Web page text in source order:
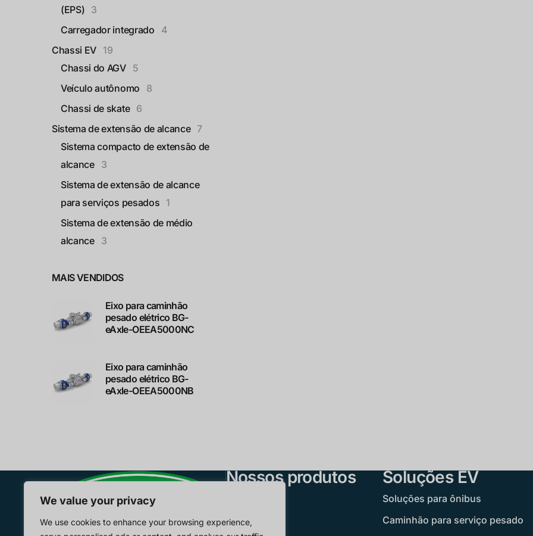
We value your privacy
We use cookies to enhance your browsing experience,
(EPS) 3
Carregador integrado
4
Chassi EV 19
Chassi do AGV
5
Veículo autônomo
8
Chassi de skate 6
Sistema de extensão de alcance 7
Sistema compacto de extensão de
alcance
3
Sistema de extensão de alcance
para serviços pesados 1
Sistema de extensão de médio
alcance
3
MAIS VENDIDOS
Eixo para caminhão
pesado elétrico BG-
eAxle-OEEA5000NC
Eixo para caminhão
pesado elétrico BG-
eAxle-OEEA5000NB
Nossos produtos
Motores EV
Soluções EV
Soluções para ônibus
Caminhão para serviço pesado